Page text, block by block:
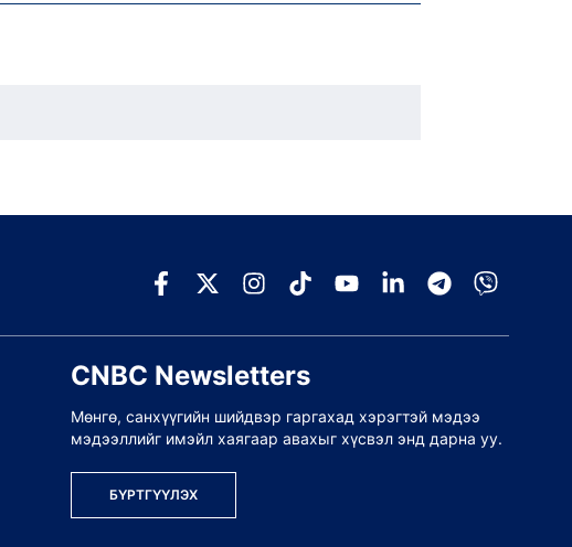
CNBC Newsletters
Мөнгө, санхүүгийн шийдвэр гаргахад хэрэгтэй мэдээ
мэдээллийг имэйл хаягаар авахыг хүсвэл энд дарна уу.
БҮРТГҮҮЛЭХ